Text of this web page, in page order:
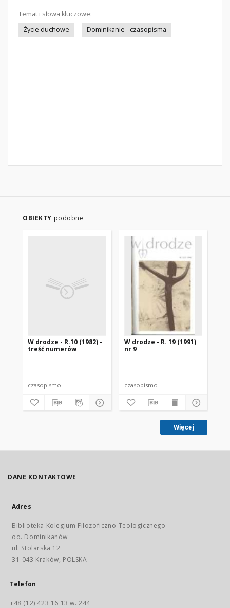
Temat i słowa kluczowe:
Życie duchowe
Dominikanie - czasopisma
OBIEKTY podobne
W drodze - R.10 (1982) -
treść numerów
czasopismo
W drodze - R. 19 (1991)
nr 9
czasopismo
Więcej
DANE KONTAKTOWE
Adres
Biblioteka Kolegium Filozoficzno-Teologicznego
oo. Dominikanów
ul. Stolarska 12
31-043 Kraków, POLSKA
Telefon
+48 (12) 423 16 13 w. 244